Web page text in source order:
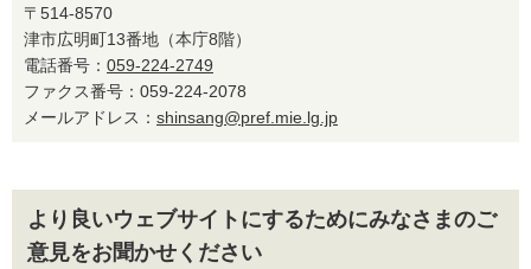
〒514-8570
津市広明町13番地（本庁8階）
電話番号： 059-224-2749
ファクス番号：059-224-2078
メールアドレス： shinsang@pref.mie.lg.jp
より良いウェブサイトにするためにみなさまのご
意見をお聞かせください